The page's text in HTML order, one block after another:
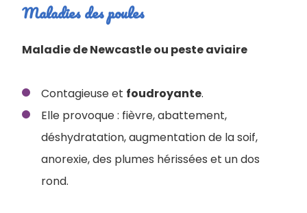
Maladies des poules
Maladie de Newcastle ou peste aviaire
Contagieuse et foudroyante.
Elle provoque : fièvre, abattement,
déshydratation, augmentation de la soif,
anorexie, des plumes hérissées et un dos
rond.